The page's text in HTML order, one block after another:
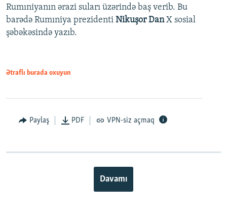
Rumıniyanın ərazi suları üzərində baş verib. Bu
barədə Rumıniya prezidenti Nikuşor DanX sosial
şəbəkəsində yazıb.
Ətraflı burada oxuyun
Paylaş PDF VPN-siz açmaq
Davamı